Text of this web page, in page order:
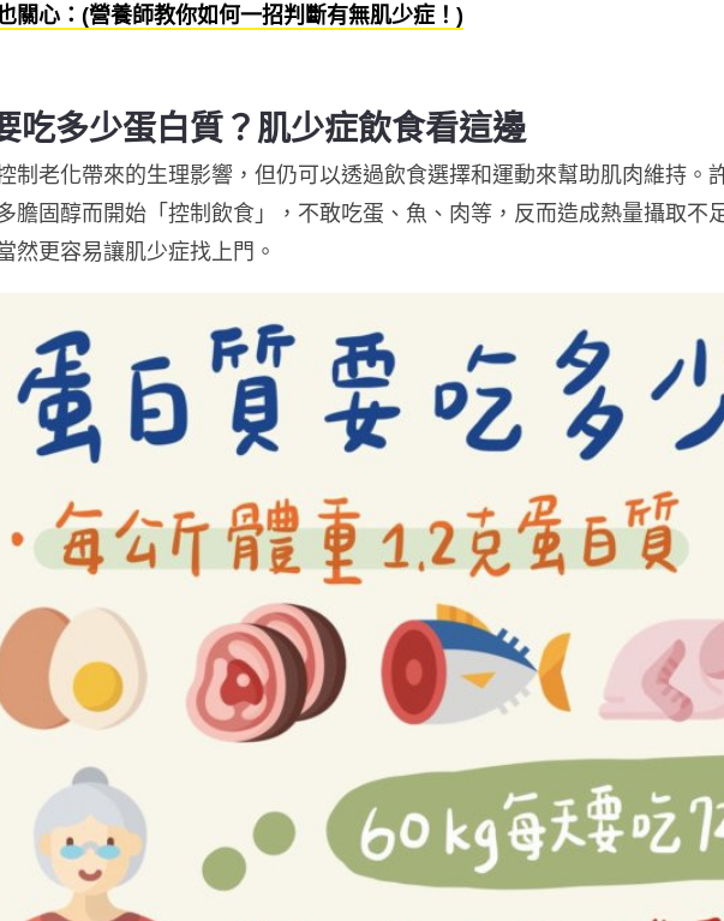
關心：(營養師教你如何一招判斷有無肌少症！)
吃多少蛋白質？ 肌少症飲食看這邊
制老化帶來的生理影響，但仍可以透過飲食選擇和運動來幫助肌肉維持。
膽固醇而開始「控制飲食」，不敢吃蛋、魚、肉等，反而造成熱量攝取不
然更容易讓肌少症找上門。